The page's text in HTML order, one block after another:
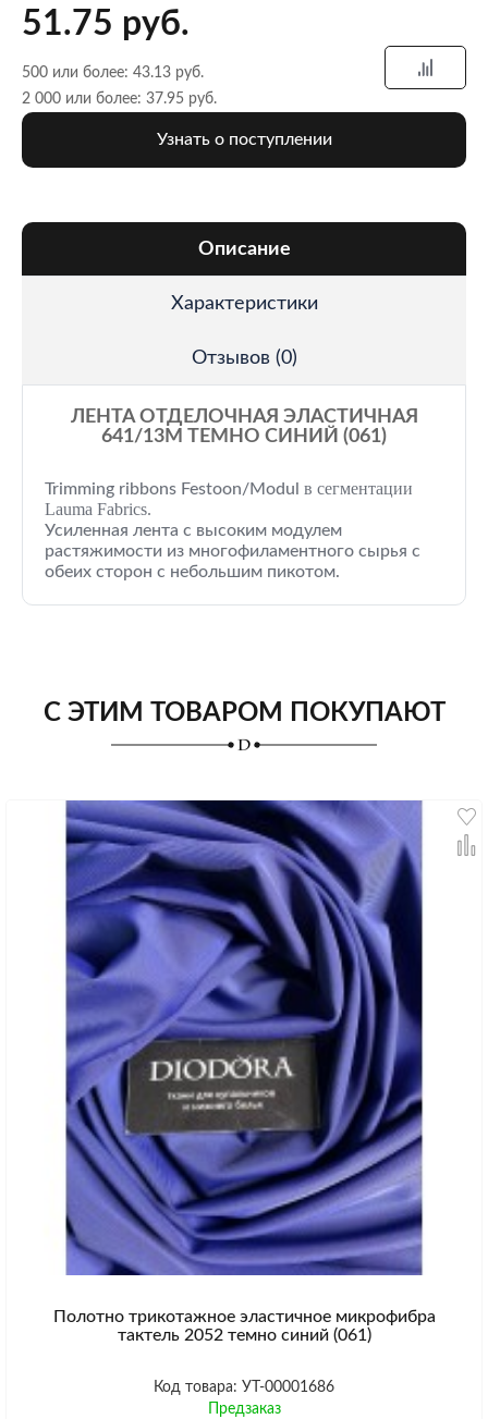
51.75 руб.
500 или более: 43.13 руб.
2 000 или более: 37.95 руб.
Узнать о поступлении
Описание
Характеристики
Отзывов (0)
ЛЕНТА ОТДЕЛОЧНАЯ ЭЛАСТИЧНАЯ
641/13M ТЕМНО СИНИЙ (061)
Trimming ribbons Festoon/Modul в сегментации
Lauma Fabrics.
Усиленная лента с высоким модулем
растяжимости из многофиламентного сырья с
обеих сторон с небольшим пикотом.
С ЭТИМ ТОВАРОМ ПОКУПАЮТ
Полотно трикотажное эластичное микрофибра
тактель 2052 темно синий (061)
Код товара: УТ-00001686
Предзаказ